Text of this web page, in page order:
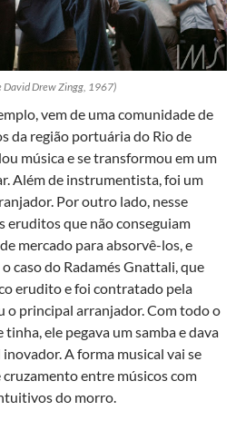
David Drew Zingg, 1967)
vem de uma comunidade de
da região portuária do Rio de
música e se transformou em um
Além de instrumentista, foi um
Por outro lado, nesse
eruditos que não conseguiam
mercado para absorvê-los, e
caso do Radamés Gnattali, que
erudito e foi contratado pela
o principal arranjador. Com todo o
ele pegava um samba e dava
A forma musical vai se
entre músicos com
do morro.